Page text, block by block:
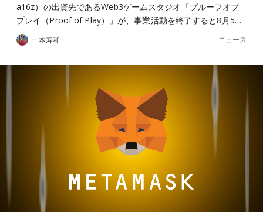
a16z）の出資先であるWeb3ゲームスタジオ「プルーフオブ
プレイ（Proof of Play）」が、事業活動を終了すると8月5…
一本寿和 ニュース